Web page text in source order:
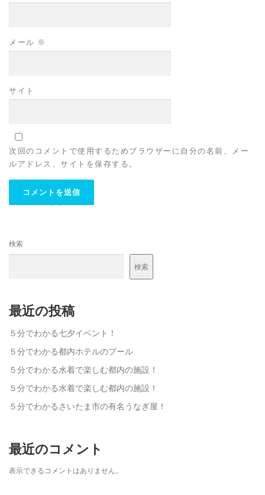
メール ※
サイト
次回のコメントで使用するためブラウザーに自分の名前、メー
ルアドレス、サイトを保存する。
検索
検索
最近の投稿
５分でわかる七夕イベント！
５分でわかる都内ホテルのプール
５分でわかる水着で楽しむ都内の施設！
５分でわかる水着で楽しむ都内の施設！
５分でわかるさいたま市の有名うなぎ屋！
最近のコメント
表示できるコメントはありません。